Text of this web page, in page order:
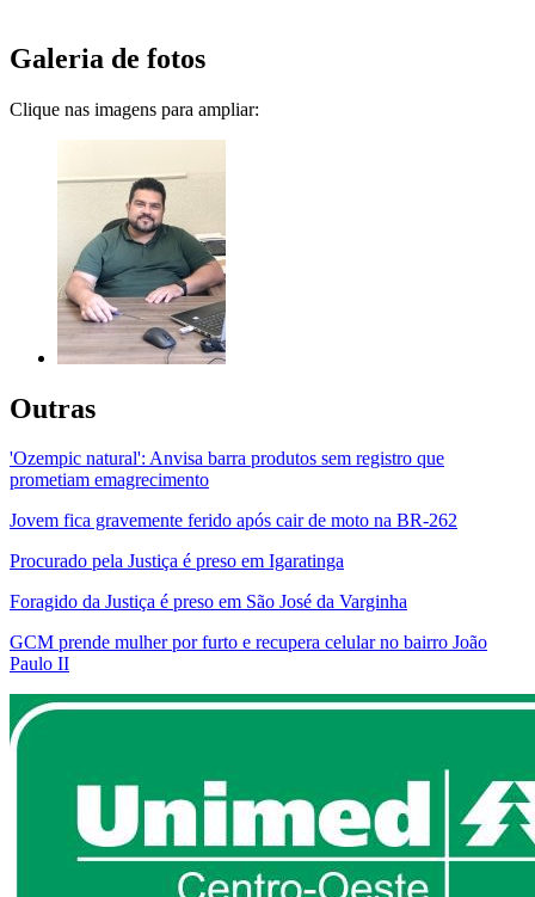
Galeria de fotos
Clique nas imagens para ampliar:
Outras
'Ozempic natural': Anvisa barra produtos sem registro que
prometiam emagrecimento
Jovem fica gravemente ferido após cair de moto na BR-262
Procurado pela Justiça é preso em Igaratinga
Foragido da Justiça é preso em São José da Varginha
GCM prende mulher por furto e recupera celular no bairro João
Paulo II